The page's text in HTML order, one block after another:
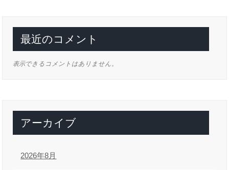
最近のコメント
表示できるコメントはありません。
アーカイブ
2026年8月